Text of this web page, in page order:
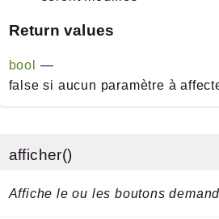
Return values
bool
—
false si aucun paramètre à
afficher()
Affiche le ou les boutons